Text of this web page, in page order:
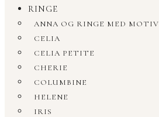
RINGE
ANNA OG RINGE MED MOTIV
CELIA
CELIA PETITE
CHERIE
COLUMBINE
HELENE
IRIS